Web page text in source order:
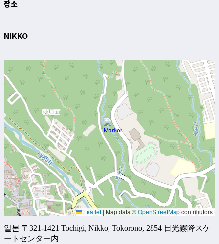
장소
NIKKO
Leaflet | Map data ©OpenStreetMapcontributors
일본 〒321-1421 Tochigi, Nikko, Tokorono, 2854 日光霧降スケ
ートセンター内